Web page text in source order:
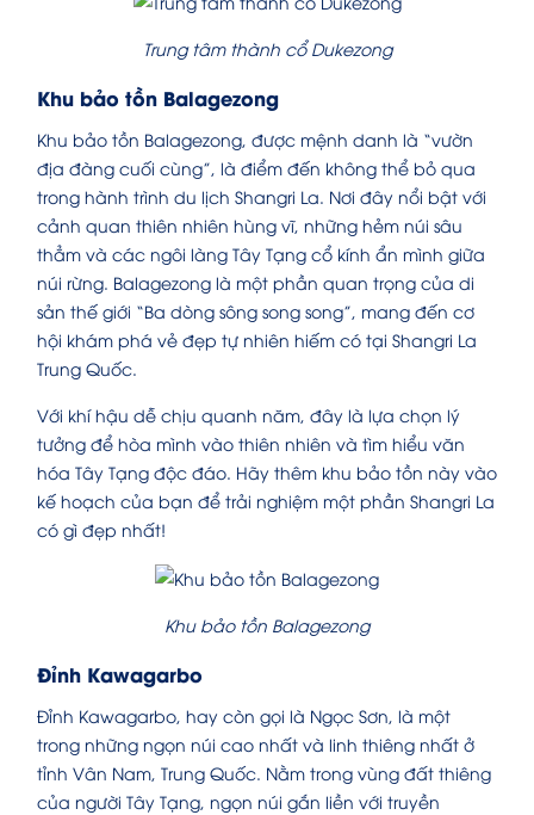
Trung tâm thành cổ Dukezong
Khu bảo tồn Balagezong
Khu bảo tồn Balagezong, được mệnh danh là “vườn
địa đàng cuối cùng”, là điểm đến không thể bỏ qua
trong hành trình du lịch Shangri La. Nơi đây nổi bật với
cảnh quan thiên nhiên hùng vĩ, những hẻm núi sâu
thẳm và các ngôi làng Tây Tạng cổ kính ẩn mình giữa
núi rừng. Balagezong là một phần quan trọng của di
sản thế giới “Ba dòng sông song song”, mang đến cơ
hội khám phá vẻ đẹp tự nhiên hiếm có tại Shangri La
Trung Quốc.
Với khí hậu dễ chịu quanh năm, đây là lựa chọn lý
tưởng để hòa mình vào thiên nhiên và tìm hiểu văn
hóa Tây Tạng độc đáo. Hãy thêm khu bảo tồn này vào
kế hoạch của bạn để trải nghiệm một phần Shangri La
có gì đẹp nhất!
Khu bảo tồn Balagezong
Đỉnh Kawagarbo
Đỉnh Kawagarbo, hay còn gọi là Ngọc Sơn, là một
trong những ngọn núi cao nhất và linh thiêng nhất ở
tỉnh Vân Nam, Trung Quốc. Nằm trong vùng đất thiêng
của người Tây Tạng, ngọn núi gắn liền với truyền